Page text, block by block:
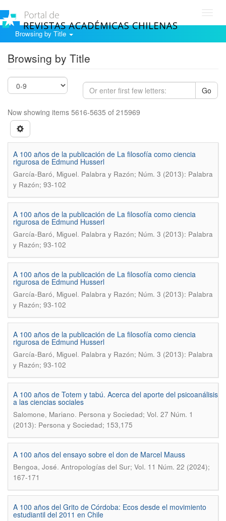
Browsing by Title
Browsing by Title
Go
Now showing items 5616-5635 of 215969
A 100 años de la publicación de La filosofía como ciencia
rigurosa de Edmund Husserl
García-Baró, Miguel. Palabra y Razón; Núm. 3 (2013): Palabra
y Razón; 93-102
A 100 años de la publicación de La filosofía como ciencia
rigurosa de Edmund Husserl
García-Baró, Miguel. Palabra y Razón; Núm. 3 (2013): Palabra
y Razón; 93-102
A 100 años de la publicación de La filosofía como ciencia
rigurosa de Edmund Husserl
García-Baró, Miguel. Palabra y Razón; Núm. 3 (2013): Palabra
y Razón; 93-102
A 100 años de la publicación de La filosofía como ciencia
rigurosa de Edmund Husserl
García-Baró, Miguel. Palabra y Razón; Núm. 3 (2013): Palabra
y Razón; 93-102
A 100 años de Totem y tabú. Acerca del aporte del psicoanálisis
a las ciencias sociales
Salomone, Mariano. Persona y Sociedad; Vol. 27 Núm. 1
(2013): Persona y Sociedad; 153,175
A 100 años del ensayo sobre el don de Marcel Mauss
Bengoa, José. Antropologías del Sur; Vol. 11 Núm. 22 (2024);
167-171
A 100 años del Grito de Córdoba: Ecos desde el movimiento
estudiantil del 2011 en Chile